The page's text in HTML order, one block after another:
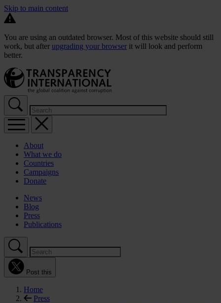
Skip to main content
You are using an outdated browser. Most of this website should still
work, but after upgrading your browser it will look and perform
better.
About
What we do
Countries
Campaigns
Donate
News
Blog
Press
Publications
Post this
Home
Press